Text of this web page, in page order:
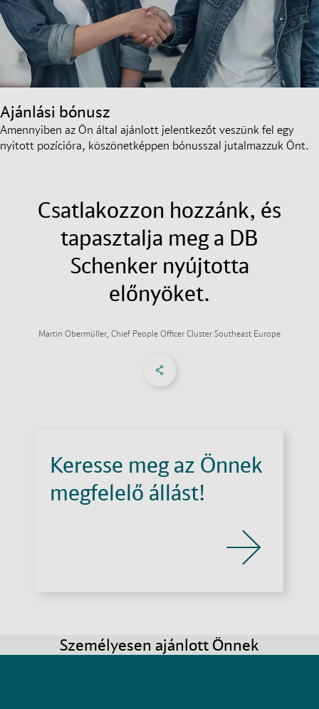
Ajánlási bónusz
Amennyiben az Ön által ajánlott jelentkezőt veszünk fel egy
nyitott pozícióra, köszönetképpen bónusszal jutalmazzuk Önt.
Csatlakozzon hozzánk, és
tapasztalja meg a DB
Schenker nyújtotta
előnyöket.
Martin Obermüller, Chief People Officer Cluster Southeast Europe
Keresse meg az Önnek
megfelelő állást!
Személyesen ajánlott Önnek